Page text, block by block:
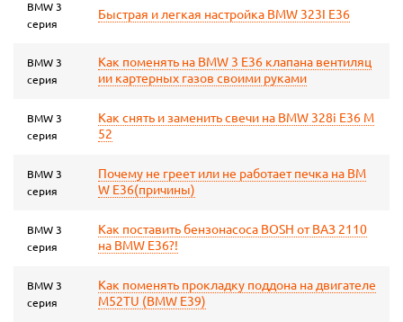
BMW 3
серия
Быстрая и легкая настройка BMW 323I E36
BMW 3
серия
Как поменять на BMW 3 Е36 клапана вентиляц
ии картерных газов своими руками
BMW 3
серия
Как снять и заменить свечи на BMW 328i E36 M
52
BMW 3
серия
Почему не греет или не работает печка на BM
W E36(причины)
BMW 3
серия
Как поставить бензонасоса BOSH от ВАЗ 2110
на BMW E36?!
BMW 3
серия
Как поменять прокладку поддона на двигателе
M52TU (BMW E39)